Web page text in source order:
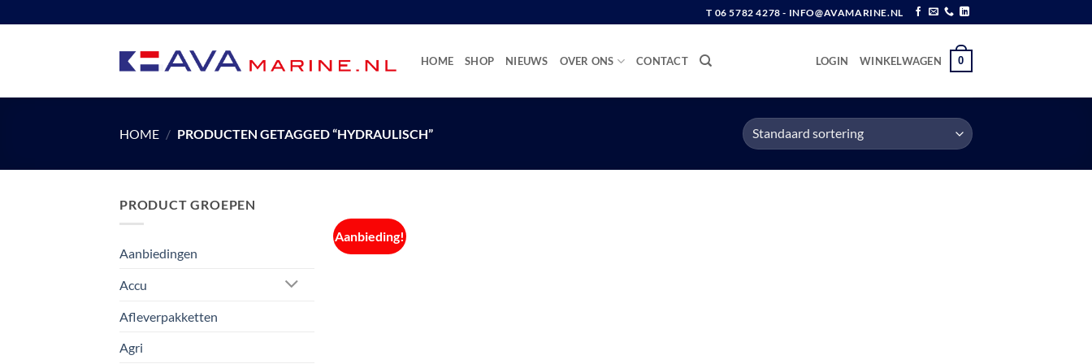
naar
T 06 5782 4278 - INFO@AVAMARINE.NL
HOME SHOP NIEUWS OVER ONS CONTACT LOGIN WINKELWAGEN 0
HOME / PRODUCTEN GETAGGED “HYDRAULISCH”
PRODUCT GROEPEN
Aanbiedingen
Accu
Afleverpakketten
Agri
Aanbieding!